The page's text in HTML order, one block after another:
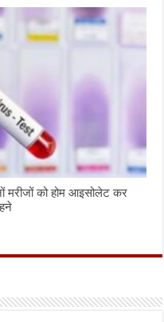
मरीजों को होम आइसोलेट कर